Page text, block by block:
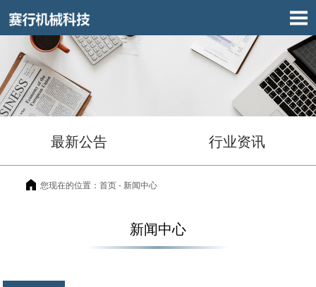
最新公告 行业资讯
您现在的位置：首页- 新闻中心
新闻中心